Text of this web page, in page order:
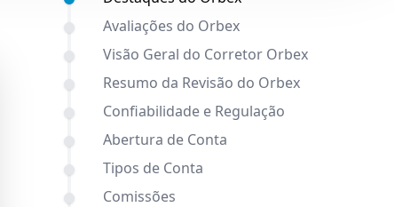
Avaliações do Orbex
Visão Geral do Corretor Orbex
Resumo da Revisão do Orbex
Confiabilidade e Regulação
Abertura de Conta
Tipos de Conta
Comissões